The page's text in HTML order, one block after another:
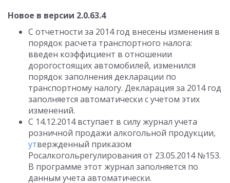
Новое в версии 2.0.63.4
С отчетности за 2014 год внесены изменения в
порядок расчета транспортного налога:
введен коэффициент в отношении
дорогостоящих автомобилей, изменился
порядок заполнения декларации по
транспортному налогу. Декларация за 2014 год
заполняется автоматически с учетом этих
изменений.
С 14.12.2014 вступает в силу журнал учета
розничной продажи алкогольной продукции,
утвержденный приказом
Росалкогольрегулирования от 23.05.2014 №153.
В программе этот журнал заполняется по
данным учета автоматически.